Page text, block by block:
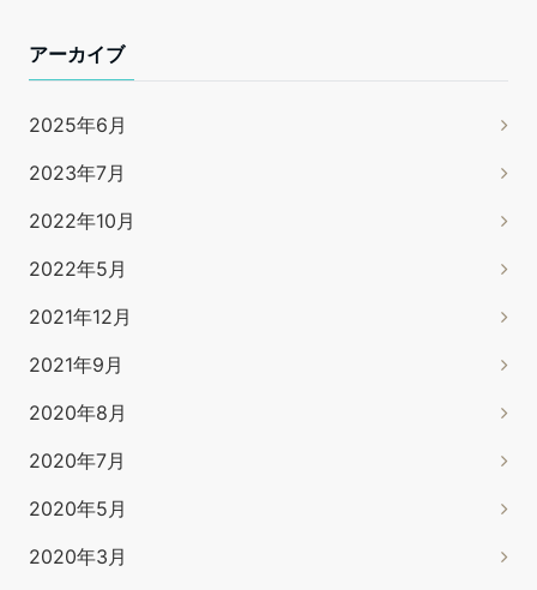
アーカイブ
2025年6月
2023年7月
2022年10月
2022年5月
2021年12月
2021年9月
2020年8月
2020年7月
2020年5月
2020年3月